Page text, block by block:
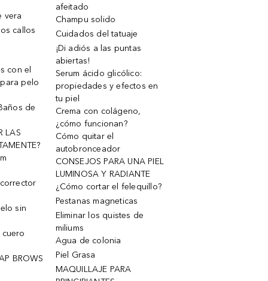
vera
callos
con el
pelo
de
LAS
sin
cuero
BROWS
afeitado
Champu solido
Cuidados del tatuaje
¡Di adiós a las puntas
abiertas!
Serum ácido glicólico:
propiedades y efectos en
tu piel
Crema con colágeno,
¿cómo funcionan?
Cómo quitar el
autobronceador
CONSEJOS PARA UNA PIEL
LUMINOSA Y RADIANTE
¿Cómo cortar el felequillo?
Pestanas magneticas
Eliminar los quistes de
miliums
Agua de colonia
Piel Grasa
MAQUILLAJE PARA